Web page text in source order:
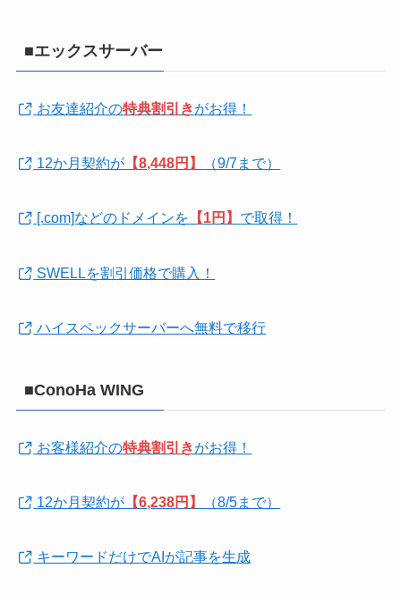
■エックスサーバー
お友達紹介の特典割引きがお得！
12か月契約が 【8,448円】 （9/7まで）
[.com]などのドメインを 【1円】 で取得！
SWELLを割引価格で購入！
ハイスペックサーバーへ無料で移行
■ConoHa WING
お客様紹介の特典割引きがお得！
12か月契約が 【6,238円】 （8/5まで）
キーワードだけでAIが記事を生成